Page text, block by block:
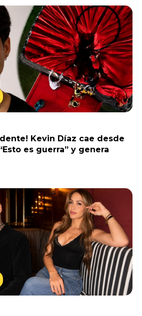
Kevin Díaz cae desde
es guerra” y genera